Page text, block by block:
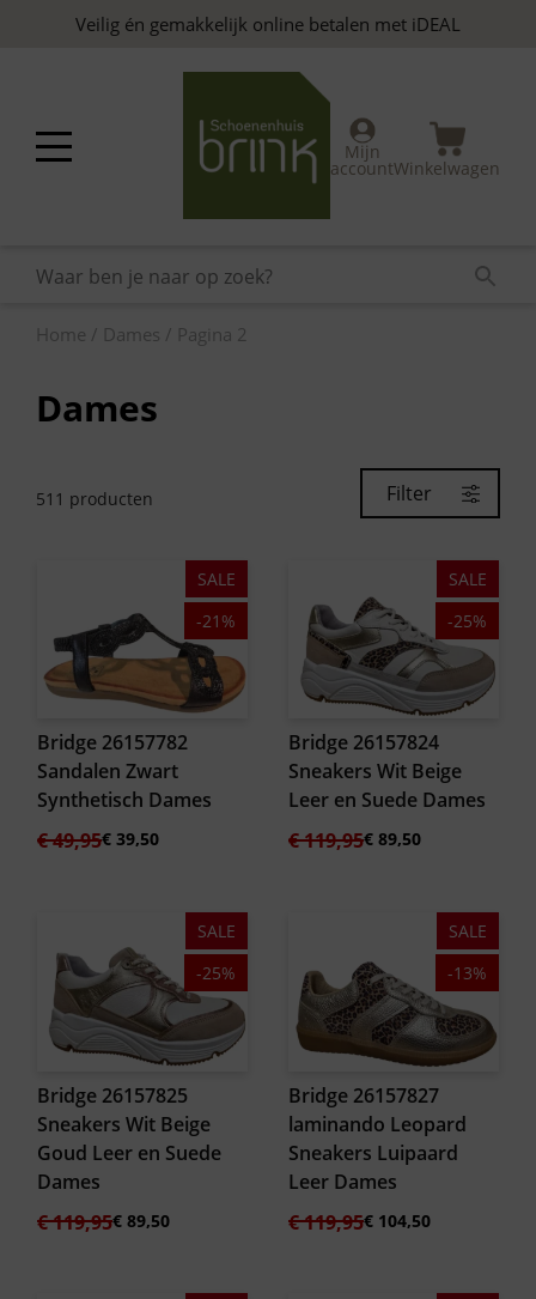
Veilig én gemakkelijk online betalen met iDEAL
Mijn
accountWinkelwagen
Home / Dames / Pagina 2
Dames
Filter
511 producten
SALE
-21%
Bridge 26157782
Sandalen Zwart
Synthetisch Dames
€49,95
Oorspronkelijke
€ 39,50
Huidige
SALE
-25%
Bridge 26157824
Sneakers Wit Beige
Leer en Suede Dames
€119,95
Oorspronkelijke
€89,50
Huidige
SALE
-25%
Bridge 26157825
Sneakers Wit Beige
Goud Leer en Suede
Dames
€119,95
Oorspronkelijke
€ 89,50
Huidige
SALE
-13%
Bridge 26157827
laminando Leopard
Sneakers Luipaard
Leer Dames
€119,95
Oorspronkelijke
€104,50
Huidige